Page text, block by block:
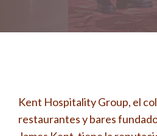
Kent Hospitality Group, el
restaurantes y bares